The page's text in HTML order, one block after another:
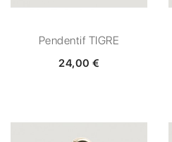
Pendentif TIGRE
24,00 €